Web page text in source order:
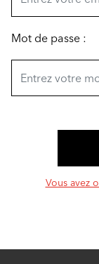
Mot de passe :
Vous avez